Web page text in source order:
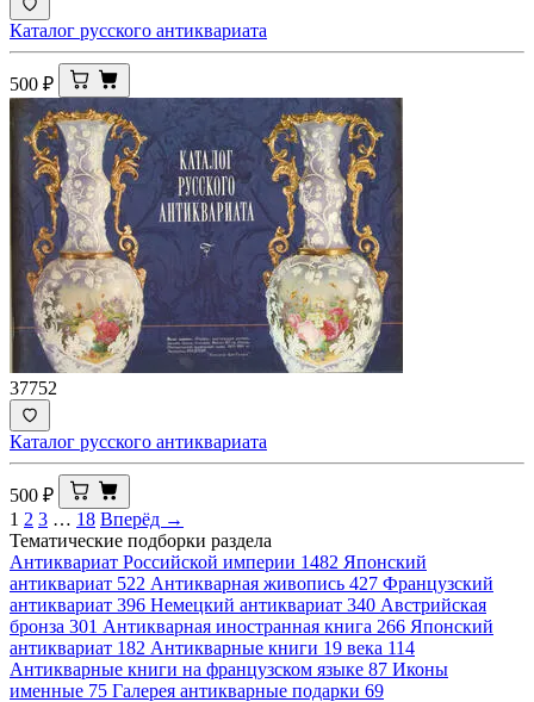
Каталог русского антиквариата
500 ₽
37752
Каталог русского антиквариата
500 ₽
1 2 3 … 18 Вперёд →
Тематические подборки раздела
Антиквариат Российской империи 1482 Японский
антиквариат 522 Антикварная живопись 427 Французский
антиквариат 396 Немецкий антиквариат 340 Австрийская
бронза 301 Антикварная иностранная книга 266 Японский
антиквариат 182 Антикварные книги 19 века 114
Антикварные книги на французском языке 87 Иконы
именные 75 Галерея антикварные подарки 69